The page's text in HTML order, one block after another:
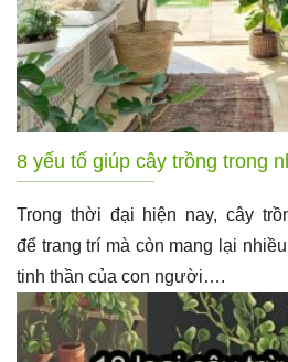
8 yếu tố giúp cây trồng trong
Trong thời đại hiện nay, cây
để trang trí mà còn mang lại
tinh thần của con người….